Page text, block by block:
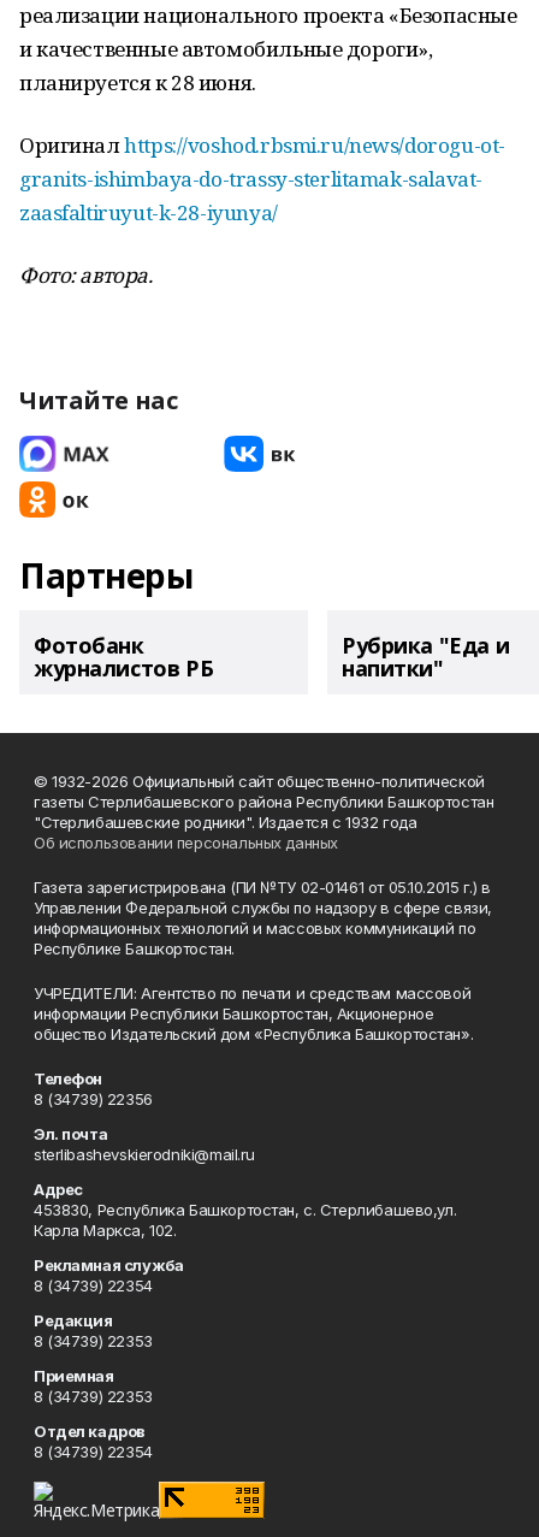
реализации национального проекта «Безопасные
и качественные автомобильные дороги»,
планируется к 28 июня.
Оригиналhttps://voshod.rbsmi.ru/news/dorogu-ot-
granits-ishimbaya-do-trassy-sterlitamak-salavat-
zaasfaltiruyut-k-28-iyunya/
Фото: автора.
Читайте нас
Партнеры
Фотобанк
журналистов РБ
Рубрика "Еда и
напитки"
© 1932-2026 Официальный сайт общественно-политической
газеты Стерлибашевского района Республики Башкортостан
"Стерлибашевские родники". Издается с 1932 года
Об использовании персональных данных
Газета зарегистрирована (ПИ №ТУ 02-01461 от 05.10.2015 г.) в
Управлении Федеральной службы по надзору в сфере связи,
информационных технологий и массовых коммуникаций по
Республике Башкортостан.
УЧРЕДИТЕЛИ: Агентство по печати и средствам массовой
информации Республики Башкортостан, Акционерное
общество Издательский дом «Республика Башкортостан».
Телефон
8 (34739) 22356
Эл. почта
sterlibashevskierodniki@mail.ru
Адрес
453830, Республика Башкортостан, c. Стерлибашево,ул.
Карла Маркса, 102.
Рекламная служба
8 (34739) 22354
Редакция
8 (34739) 22353
Приемная
8 (34739) 22353
Отдел кадров
8 (34739) 22354